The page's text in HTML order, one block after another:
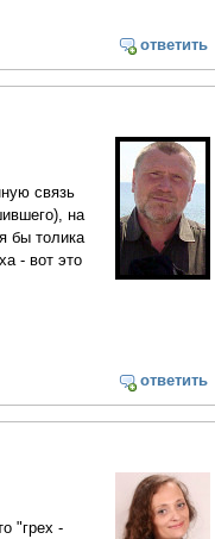
ответить
связь
на
бы толика
- вот это
ответить
"грех -